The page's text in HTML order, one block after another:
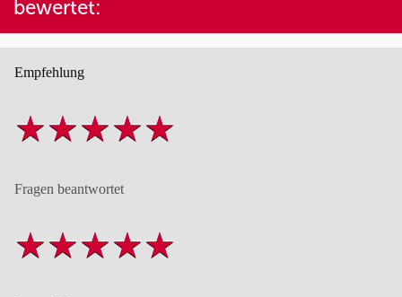
bewertet:
Empfehlung
Fragen beantwortet